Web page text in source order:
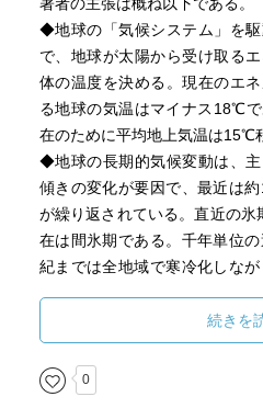
◆地球の「気候システム」を
で、地球が太陽から受け取る
体の温度を決める。現在のエ
る地球の気温はマイナス18℃
在のために平均地上気温は15℃
◆地球の長期的気候変動は、
傾きの変化が要因で、最近は
が繰り返されている。直近の氷
在は間氷期である。千年単位
紀までは全地域で寒冷化しな
は直近100年あたり0.69℃であ
の増大が要因であることを示唆
◆異常気象とは30年間に一回
あり、その発生には、エルニ
続きを
0